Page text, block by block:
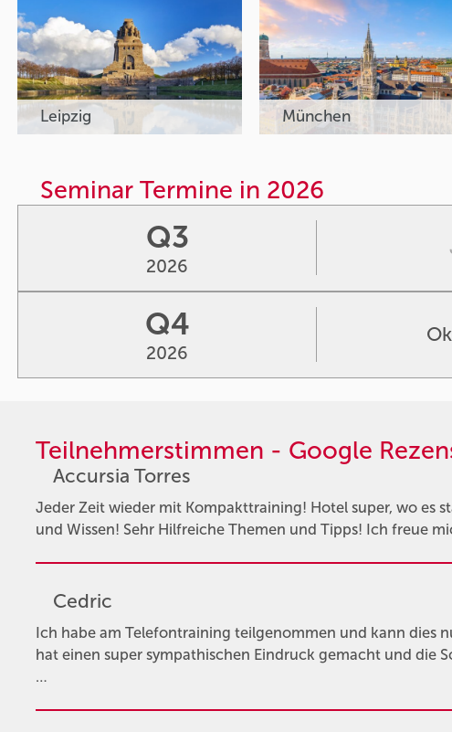
Teilnehmerstimmen - Google
Accursia Torres
Jeder Zeit wieder mit Kompakttraining! Hotel super, wo es
und Wissen! Sehr Hilfreiche Themen und Tipps! Ich freue
Cedric
Ich habe am Telefontraining teilgenommen und kann dies
hat einen super sympathischen Eindruck gemacht und die
…
Leipzig München
Seminar Termine in 2026
Q3
2026
Q4
2026